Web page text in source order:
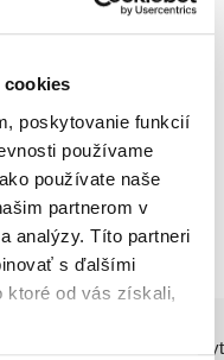
poskytovanie funkcií
používame
používate naše
partnerom v
analýzy. Títo partneri
s ďalšími
ktoré od vás získali,
routes around
details send your request
detailov pošlite svoh dopyt